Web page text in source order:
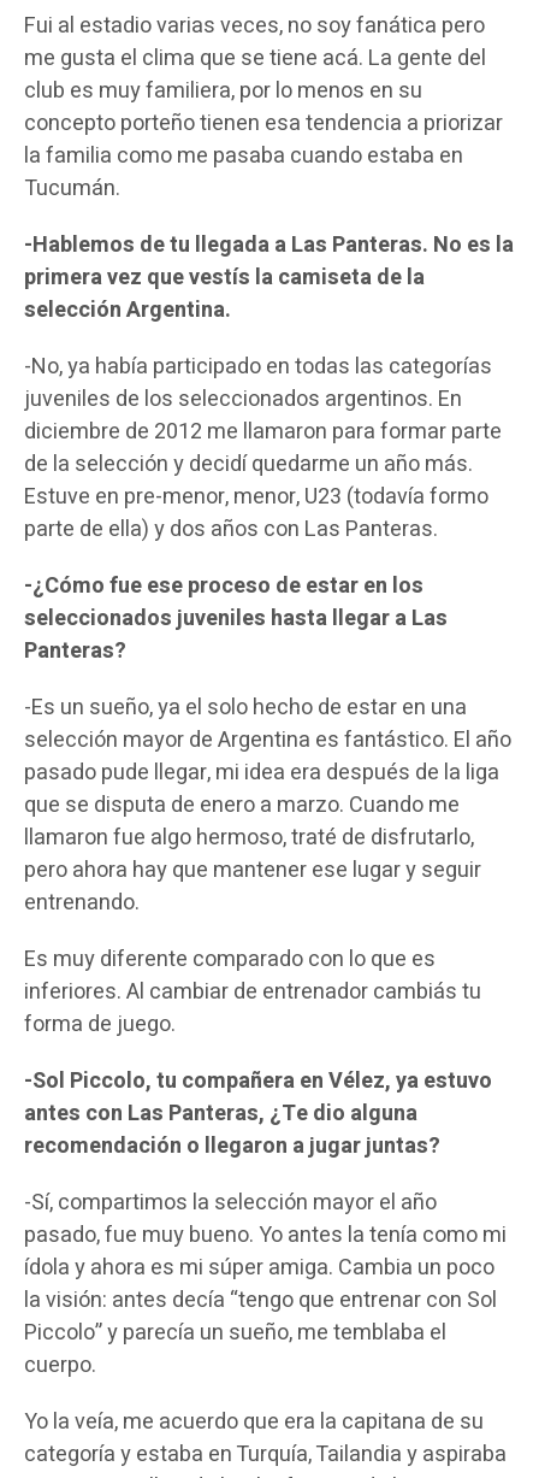
Fui al estadio varias veces, no soy fanática pero
me gusta el clima que se tiene acá. La gente del
club es muy familiera, por lo menos en su
concepto porteño tienen esa tendencia a priorizar
la familia como me pasaba cuando estaba en
Tucumán.
-Hablemos de tu llegada a Las Panteras. No es la
primera vez que vestís la camiseta de la
selección Argentina.
-No, ya había participado en todas las categorías
juveniles de los seleccionados argentinos. En
diciembre de 2012 me llamaron para formar parte
de la selección y decidí quedarme un año más.
Estuve en pre-menor, menor, U23 (todavía formo
parte de ella) y dos años con Las Panteras.
-¿Cómo fue ese proceso de estar en los
seleccionados juveniles hasta llegar a Las
Panteras?
-Es un sueño, ya el solo hecho de estar en una
selección mayor de Argentina es fantástico. El año
pasado pude llegar, mi idea era después de la liga
que se disputa de enero a marzo. Cuando me
llamaron fue algo hermoso, traté de disfrutarlo,
pero ahora hay que mantener ese lugar y seguir
entrenando.
Es muy diferente comparado con lo que es
inferiores. Al cambiar de entrenador cambiás tu
forma de juego.
-Sol Piccolo, tu compañera en Vélez, ya estuvo
antes con Las Panteras, ¿Te dio alguna
recomendación o llegaron a jugar juntas?
-Sí, compartimos la selección mayor el año
pasado, fue muy bueno. Yo antes la tenía como mi
ídola y ahora es mi súper amiga. Cambia un poco
la visión: antes decía “tengo que entrenar con Sol
Piccolo” y parecía un sueño, me temblaba el
cuerpo.
Yo la veía, me acuerdo que era la capitana de su
categoría y estaba en Turquía, Tailandia y aspiraba